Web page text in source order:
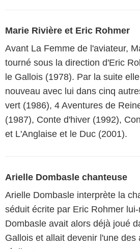
Marie Rivière et Eric Rohmer
Avant La Femme de l'aviateur,
tourné sous la direction d'Eric
le Gallois (1978). Par la suite
nouveau avec lui dans cinq
vert (1986), 4 Aventures de
(1987), Conte d'hiver (1992),
et L'Anglaise et le Duc (2001).
Arielle Dombasle chanteuse
Arielle Dombasle interprète la
séduit écrite par Eric Rohmer
Dombasle avait alors déjà joué
Gallois et allait devenir l'une des